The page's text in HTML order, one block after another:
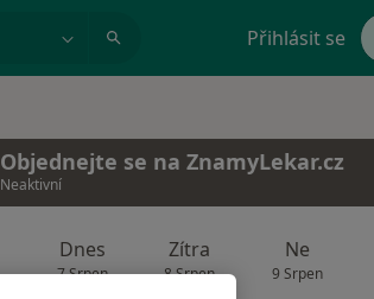
Přihlásit se
Objednejte se na ZnamyLekar.cz
Neaktivní
Dnes
7 Srpen
Zítra
8 Srpen
Ne
9 Srpen